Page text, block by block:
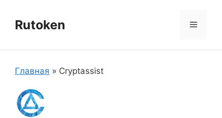
содержимому
Rutoken Меню
Главная » Cryptassist